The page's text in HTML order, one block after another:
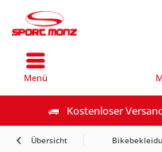
Kostenloser
Menü
Übersicht